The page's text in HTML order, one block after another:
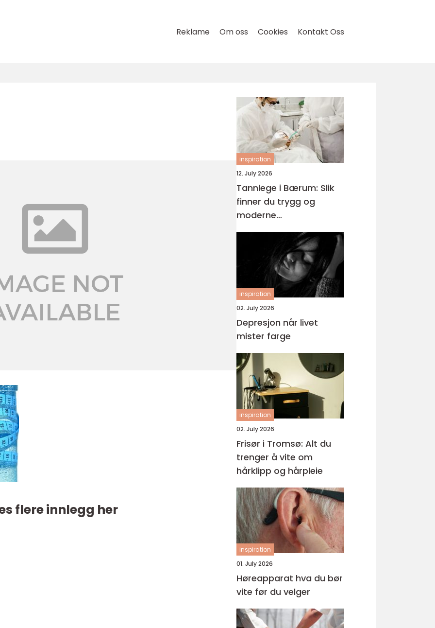
Reklame Om oss Cookies Kontakt Oss
flere innlegg her
inspiration
12. July 2026
Tannlege i Bærum: Slik
finner du trygg og
moderne
tannbehandling
inspiration
02. July 2026
Depresjon når livet
mister farge
inspiration
02. July 2026
Frisør i Tromsø: Alt du
trenger å vite om
hårklipp og hårpleie
inspiration
01. July 2026
Høreapparat hva du bør
vite før du velger